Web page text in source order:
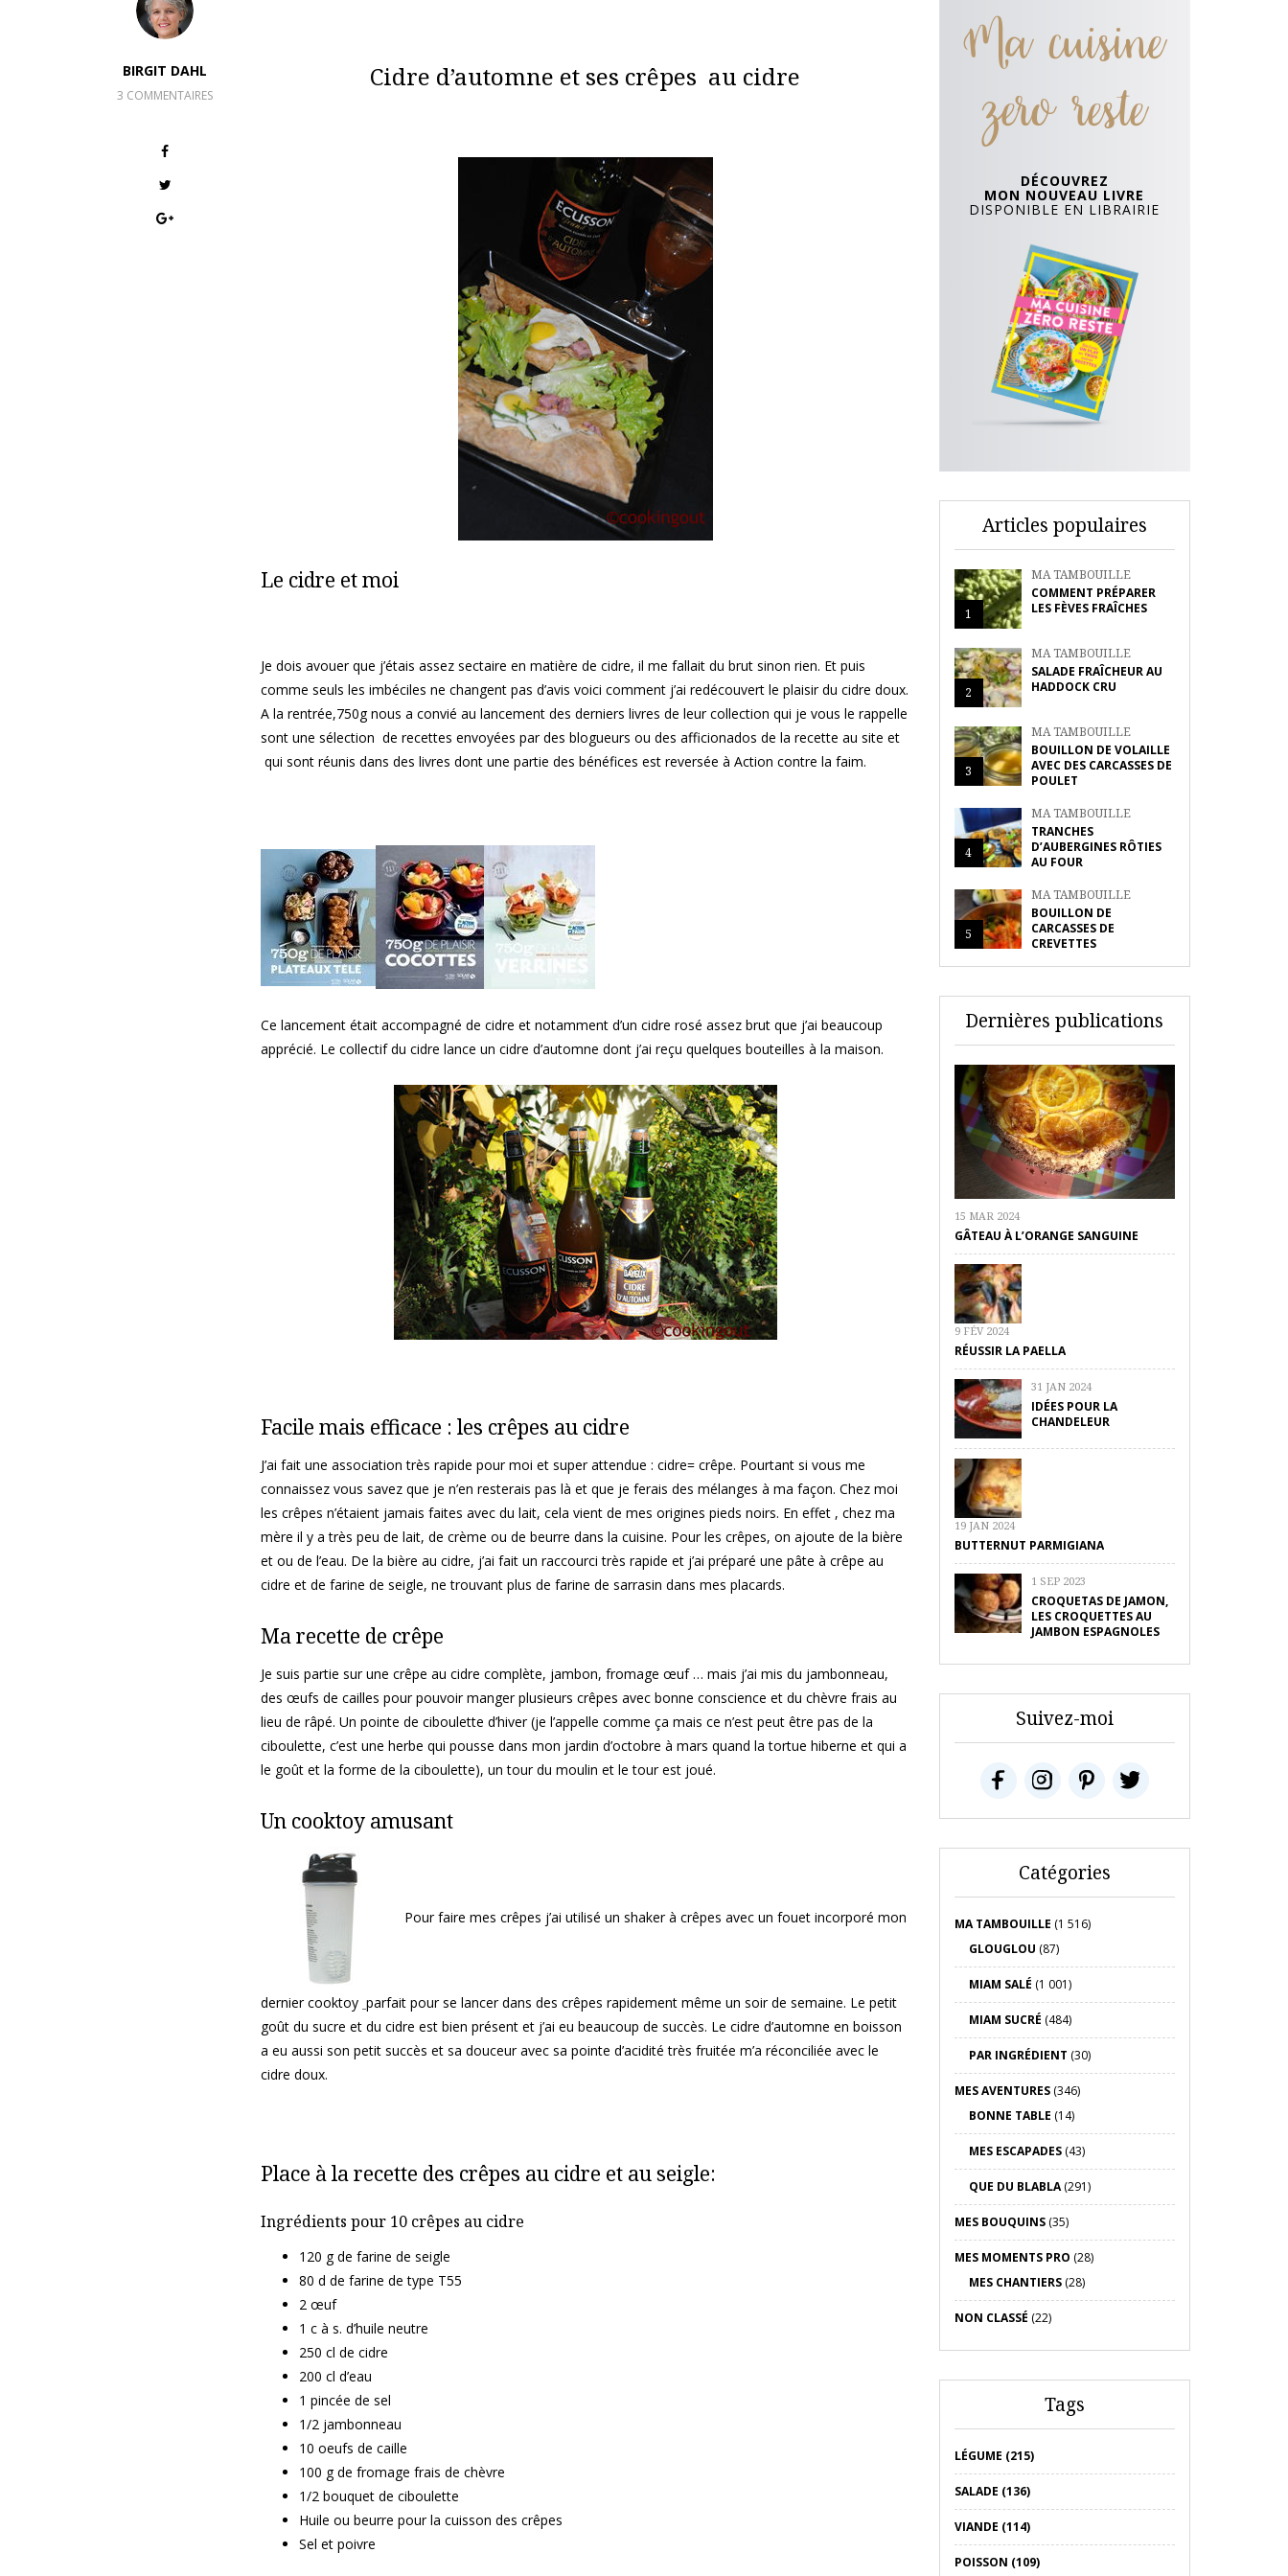
BIRGIT DAHL
3 COMMENTAIRES
Cidre d’automne et ses crêpes au cidre
Le cidre et moi
Je dois avouer que j’étais assez sectaire en matière de cidre, il me fallait du brut sinon rien. Et puis
comme seuls les imbéciles ne changent pas d’avis voici comment j’ai redécouvert le plaisir du cidre doux.
A la rentrée,750g nous a convié au lancement des derniers livres de leur collection qui je vous le rappelle
sont une sélection de recettes envoyées par des blogueurs ou des afficionados de la recette au site et
qui sont réunis dans des livres dont une partie des bénéfices est reversée à Action contre la faim.
Ce lancement était accompagné de cidre et notamment d’un cidre rosé assez brut que j’ai beaucoup
apprécié. Le collectif du cidre lance un cidre d’automne dont j’ai reçu quelques bouteilles à la maison.
Facile mais efficace : les crêpes au cidre
J’ai fait une association très rapide pour moi et super attendue : cidre= crêpe. Pourtant si vous me
connaissez vous savez que je n’en resterais pas là et que je ferais des mélanges à ma façon. Chez moi
les crêpes n’étaient jamais faites avec du lait, cela vient de mes origines pieds noirs. En effet , chez ma
mère il y a très peu de lait, de crème ou de beurre dans la cuisine. Pour les crêpes, on ajoute de la bière
et ou de l’eau. De la bière au cidre, j’ai fait un raccourci très rapide et j’ai préparé une pâte à crêpe au
cidre et de farine de seigle, ne trouvant plus de farine de sarrasin dans mes placards.
Ma recette de crêpe
Je suis partie sur une crêpe au cidre complète, jambon, fromage œuf … mais j’ai mis du jambonneau,
des œufs de cailles pour pouvoir manger plusieurs crêpes avec bonne conscience et du chèvre frais au
lieu de râpé. Un pointe de ciboulette d’hiver (je l’appelle comme ça mais ce n’est peut être pas de la
ciboulette, c’est une herbe qui pousse dans mon jardin d’octobre à mars quand la tortue hiberne et qui a
le goût et la forme de la ciboulette), un tour du moulin et le tour est joué.
Un cooktoy amusant
Pour faire mes crêpes j’ai utilisé un shaker à crêpes avec un fouet incorporé mon
dernier cooktoy parfait pour se lancer dans des crêpes rapidement même un soir de semaine. Le petit
goût du sucre et du cidre est bien présent et j’ai eu beaucoup de succès. Le cidre d’automne en boisson
a eu aussi son petit succès et sa douceur avec sa pointe d’acidité très fruitée m’a réconciliée avec le
cidre doux.
Place à la recette des crêpes au cidre et au seigle:
Ingrédients pour 10 crêpes au cidre
120 g de farine de seigle
80 d de farine de type T55
2 œuf
1 c à s. d’huile neutre
250 cl de cidre
200 cl d’eau
1 pincée de sel
1/2 jambonneau
10 oeufs de caille
100 g de fromage frais de chèvre
1/2 bouquet de ciboulette
Huile ou beurre pour la cuisson des crêpes
Sel et poivre
Ma cuisine
zero reste
DÉCOUVREZ
MON NOUVEAU LIVRE
DISPONIBLE EN LIBRAIRIE
Articles populaires
1
MA TAMBOUILLE
COMMENT PRÉPARER
LES FÈVES FRAÎCHES
2
MA TAMBOUILLE
SALADE FRAÎCHEUR AU
HADDOCK CRU
3
MA TAMBOUILLE
BOUILLON DE VOLAILLE
AVEC DES CARCASSES DE
POULET
4
MA TAMBOUILLE
TRANCHES
D’AUBERGINES RÔTIES
AU FOUR
5
MA TAMBOUILLE
BOUILLON DE
CARCASSES DE
CREVETTES
Dernières publications
15 MAR 2024
GÂTEAU À L’ORANGE SANGUINE
9 FÉV 2024
RÉUSSIR LA PAELLA
31 JAN 2024
IDÉES POUR LA
CHANDELEUR
19 JAN 2024
BUTTERNUT PARMIGIANA
1 SEP 2023
CROQUETAS DE JAMON,
LES CROQUETTES AU
JAMBON ESPAGNOLES
Suivez-moi
Catégories
MA TAMBOUILLE (1 516)
GLOUGLOU (87)
MIAM SALÉ (1 001)
MIAM SUCRÉ (484)
PAR INGRÉDIENT (30)
MES AVENTURES(346)
BONNE TABLE (14)
MES ESCAPADES(43)
QUE DU BLABLA(291)
MES BOUQUINS(35)
MES MOMENTS PRO (28)
MES CHANTIERS(28)
NON CLASSÉ (22)
Tags
LÉGUME (215)
SALADE (136)
VIANDE (114)
POISSON (109)